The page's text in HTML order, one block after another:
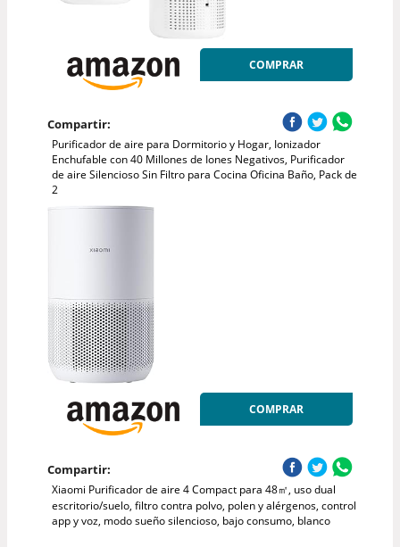
COMPRAR
Compartir:
Purificador de aire para Dormitorio y Hogar, Ionizador
Enchufable con 40 Millones de Iones Negativos, Purificador
de aire Silencioso Sin Filtro para Cocina Oficina Baño, Pack de
2
COMPRAR
Compartir:
Xiaomi Purificador de aire 4 Compact para 48㎡, uso dual
escritorio/suelo, filtro contra polvo, polen y alérgenos, control
app y voz, modo sueño silencioso, bajo consumo, blanco